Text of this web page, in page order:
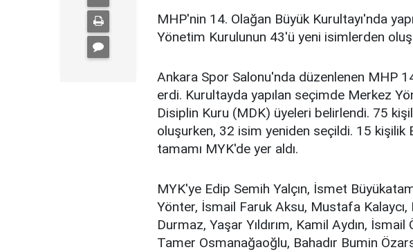
MHP'nin 14. Olağan Büyük Kurultayı'nda
Yönetim Kurulunun 43'ü yeni isimlerden
Ankara Spor Salonu'nda düzenlenen MHP
erdi. Kurultayda yapılan seçimde Merkez
Disiplin Kuru (MDK) üyeleri belirlendi. 75
oluşurken, 32 isim yeniden seçildi. 15 kişilik
tamamı MYK'de yer aldı.
MYK'ye Edip Semih Yalçın, İsmet
Yönter, İsmail Faruk Aksu, Mustafa
Durmaz, Yaşar Yıldırım, Kamil Aydın, İsmail
Tamer Osmanağaoğlu, Bahadır Bumin